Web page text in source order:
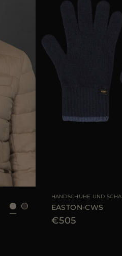
HANDSCHUHE UND
EASTON-CWS
€505